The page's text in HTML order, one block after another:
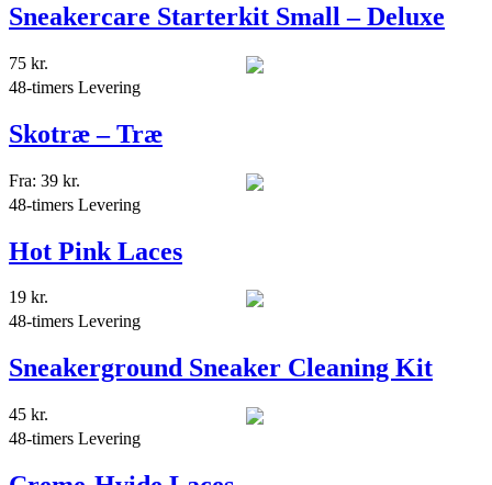
Sneakercare Starterkit Small – Deluxe
75 kr.
48-timers Levering
Skotræ – Træ
Fra: 39 kr.
48-timers Levering
Hot Pink Laces
19 kr.
48-timers Levering
Sneakerground Sneaker Cleaning Kit
45 kr.
48-timers Levering